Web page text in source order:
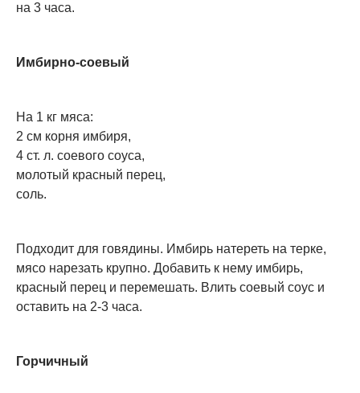
на 3 часа.
Имбирно-соевый
На 1 кг мяса:
2 см корня имбиря,
4 ст. л. соевого соуса,
молотый красный перец,
соль.
Подходит для говядины. Имбирь натереть на терке,
мясо нарезать крупно. Добавить к нему имбирь,
красный перец и перемешать. Влить соевый соус и
оставить на 2-3 часа.
Горчичный